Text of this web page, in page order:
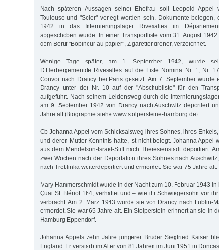
Nach späteren Aussagen seiner Ehefrau soll Leopold Appel
Toulouse und "Soler" verlegt worden sein. Dokumente belegen,
1942 in das Internierungslager Rivesaltes im Département
abgeschoben wurde. In einer Transportliste vom 31. August
dem Beruf "Bobineur au papier", Zigarettendreher, verzeichnet.
Wenige Tage später, am 1. September 1942, wurde
D’Herbergementde Rivesaltes auf die Liste Nomina Nr. 1, Nr.
Convoi nach Drancy bei Paris gesetzt. Am 7. September wurde
Drancy unter der Nr. 10 auf der "Abschubliste" für den
aufgeführt. Nach seinem Leidensweg durch die
am 9. September 1942 von Drancy nach Auschwitz deportiert
Jahre alt (Biographie siehe www.stolpersteine-hamburg.de).
Ob Johanna Appel vom Schicksalsweg ihres Sohnes, ihres
und deren Mutter Kenntnis hatte, ist nicht belegt. Johanna Appel
aus dem Mendelson-Israel-Stift nach Theresienstadt deportiert.
zwei Wochen nach der Deportation ihres Sohnes nach
nach Treblinka weiterdeportiert und ermordet. Sie war 75 Jahre alt.
Mary Hammerschmidt wurde in der Nacht zum 10. Februar 1943
Quai St. Blériot 164, verhaftet und – wie ihr Schwiegersohn vor
verbracht. Am 2. März 1943 wurde sie von Drancy nach Lublin-
ermordet. Sie war 65 Jahre alt. Ein Stolperstein erinnert an sie in
Hamburg-Eppendorf.
Johanna Appels zehn Jahre jüngerer Bruder Siegfried Kaiser
England. Er verstarb im Alter von 81 Jahren im Juni 1951 in